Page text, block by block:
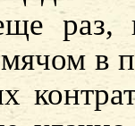
в